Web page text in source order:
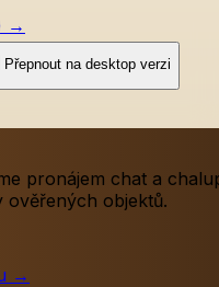
→
Přepnout na desktop verzi
pronájem chat a
ověřených objektů.
→